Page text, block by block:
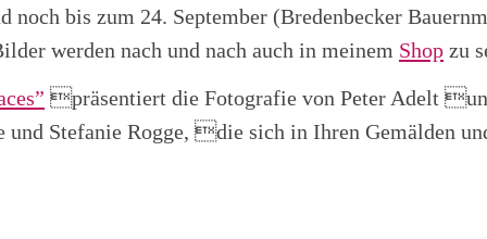
bis zum 24. September (Bredenbecker
werden nach und nach auch in meinem Shop zu
präsentiert die Fotografie von Peter Adelt
Stefanie Rogge, die sich in Ihren Gemälden